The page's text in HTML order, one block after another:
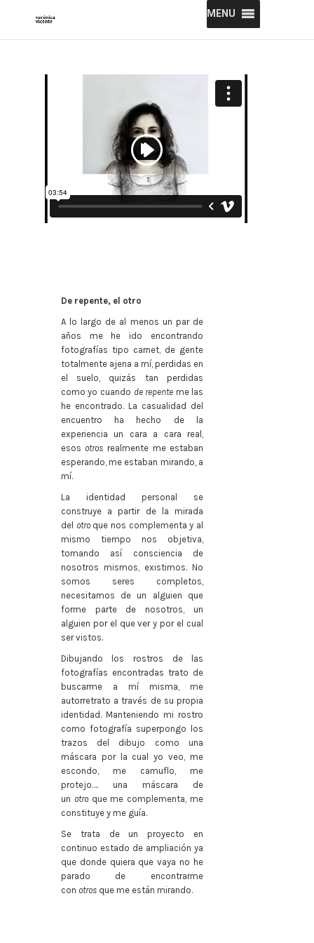
MENU
De repente, el otro
A lo largo de al menos un par de
años me he ido encontrando
fotografías tipo carnet, de gente
totalmente ajena a mí, perdidas en
el suelo, quizás tan perdidas
como yo cuando de repente me las
he encontrado. La casualidad del
encuentro ha hecho de la
experiencia un cara a cara real,
esosotros realmente me estaban
esperando, me estaban mirando, a
mí.
La identidad personal se
construye a partir de la mirada
del otroque nos complementa y al
mismo tiempo nos objetiva,
tomando así consciencia de
nosotros mismos, existimos. No
somos seres completos,
necesitamos de un alguien que
forme parte de nosotros, un
alguien por el que ver y por el cual
ser vistos.
Dibujando los rostros de las
fotografías encontradas trato de
buscarme a mí misma, me
autorretrato a través de su propia
identidad. Manteniendo mi rostro
como fotografía superpongo los
trazos del dibujo como una
máscara por la cual yo veo, me
escondo, me camuflo, me
protejo…. una máscara de
un otroque me complementa, me
constituye y me guía.
Se trata de un proyecto en
continuo estado de ampliación ya
que donde quiera que vaya no he
parado de encontrarme
con otrosque me están mirando.